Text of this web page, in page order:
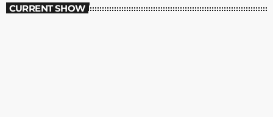
CURRENT SHOW